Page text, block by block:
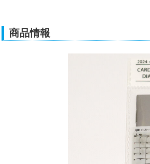
商品情報